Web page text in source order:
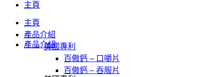
主頁
產品介紹
主頁
產品介紹
美國專利
百傲鈣 – 口嚼片
百傲鈣 – 吞服片